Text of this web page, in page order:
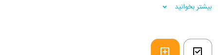
می‌دهد که در سختی زندگی کرده‌اند و می‌کوشند شایستگی و قابل اعتماد
بودن خود را به اثبات برسانند تا به الگوی رفتاری مناسب دست یابند. مولفان به
موثر را برای برقرار ارتباط با فرزندانشان بیاموزند.
فروشگاه اینترنتی 30بوک
بیشتر بخوانید